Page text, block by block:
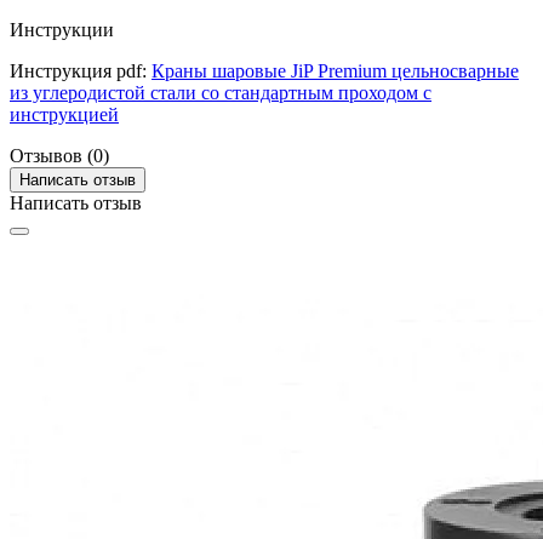
Инструкции
Инструкция pdf: Краны шаровые JiP Premium цельносварные
из углеродистой стали со стандартным проходом с
инструкцией
Отзывов (0)
Написать отзыв
Написать отзыв